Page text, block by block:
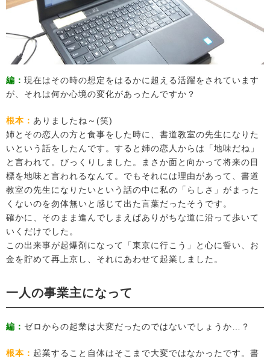
編： 現在はその時の想定をはるかに超える活躍をされています
が、それは何か心境の変化があったんですか？
根本： ありましたね～(笑)
姉とその恋人の方と食事をした時に、書道教室の先生になりた
いという話をしたんです。すると姉の恋人からは「地味だね」
と言われて。びっくりしました。まさか面と向かって将来の目
標を地味と言われるなんて。でもそれには理由があって、書道
教室の先生になりたいという話の中に私の「らしさ」がまった
くないのを勿体無いと感じて出た言葉だったそうです。
確かに、そのまま進んでしまえばありがちな道に沿って歩いて
いくだけでした。
この出来事が起爆剤になって「東京に行こう」と心に誓い、お
金を貯めて再上京し、それにあわせて起業しました。
一人の事業主になって
編： ゼロからの起業は大変だったのではないでしょうか…？
根本： 起業すること自体はそこまで大変ではなかったです。書